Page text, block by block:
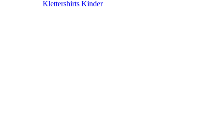
Klettershirts Kinder